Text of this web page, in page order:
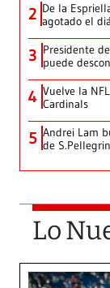
2 De la
agotado el
3 Presidente
puede
4 Vuelve la
Cardinals
5 Andrei Lam
de
Lo